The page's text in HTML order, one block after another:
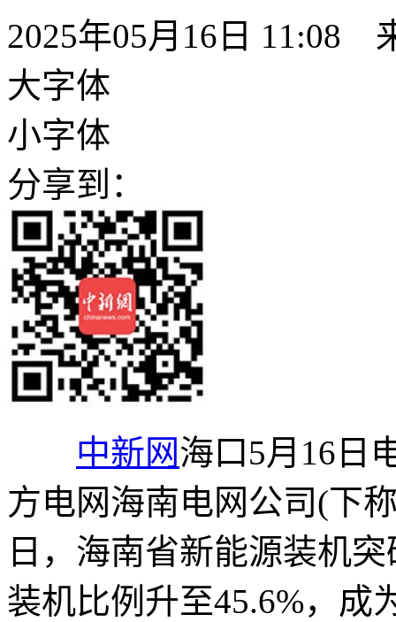
2025年05月16日 11:08
大字体
小字体
分享到：
中新网海口5月16日
方电网海南电网公司(下
日，海南省新能源装机
装机比例升至45.6%，成